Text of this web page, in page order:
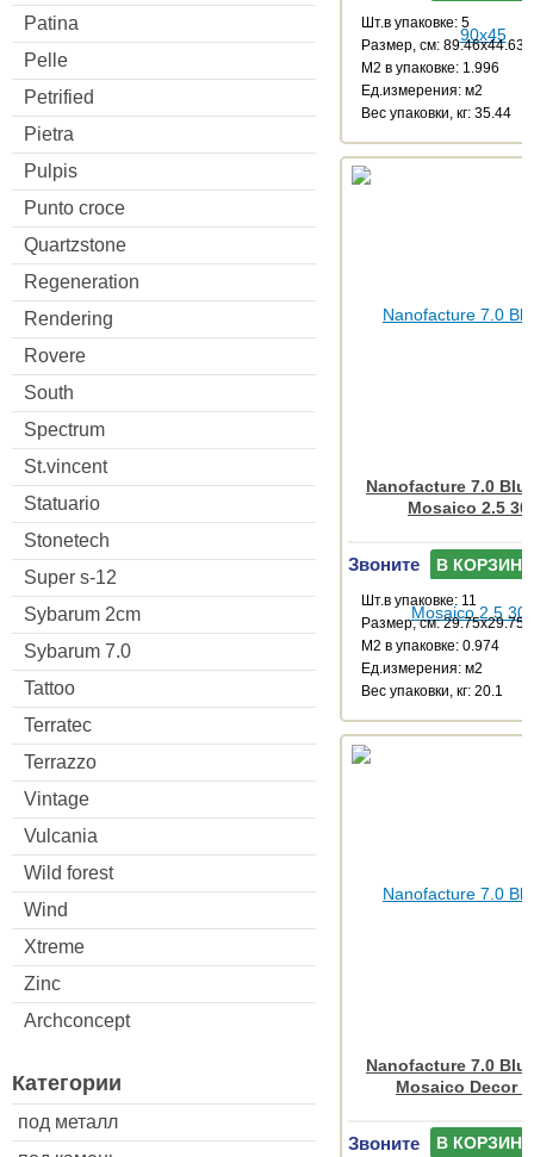
Patina
Pelle
Petrified
Pietra
Pulpis
Punto croce
Quartzstone
Regeneration
Rendering
Rovere
South
Spectrum
St.vincent
Statuario
Stonetech
Super s-12
Sybarum 2cm
Sybarum 7.0
Tattoo
Terratec
Terrazzo
Vintage
Vulcania
Wild forest
Wind
Xtreme
Zinc
Archconcept
Категории
под металл
Шт.в упаковке: 5
Размер, см: 89.46x44.63
М2 в упаковке: 1.996
Ед.измерения: м2
Веc упаковки, кг: 35.44
Nanofacture 7.0
Mosaico 2.5
Звоните В КОРЗИНУ
Шт.в упаковке: 11
Размер, см: 29.75x29.75
М2 в упаковке: 0.974
Ед.измерения: м2
Веc упаковки, кг: 20.1
Nanofacture 7.0
Mosaico Decor
Звоните В КОРЗИНУ